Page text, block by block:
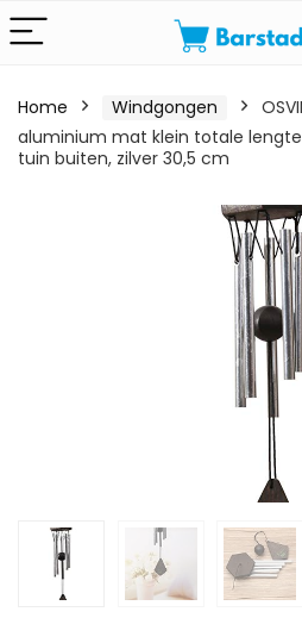
Home Windgongen
aluminium mat klein totale
tuin buiten, zilver 30,5 cm